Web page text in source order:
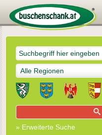
Alle Regionen
» Erweiterte Suche